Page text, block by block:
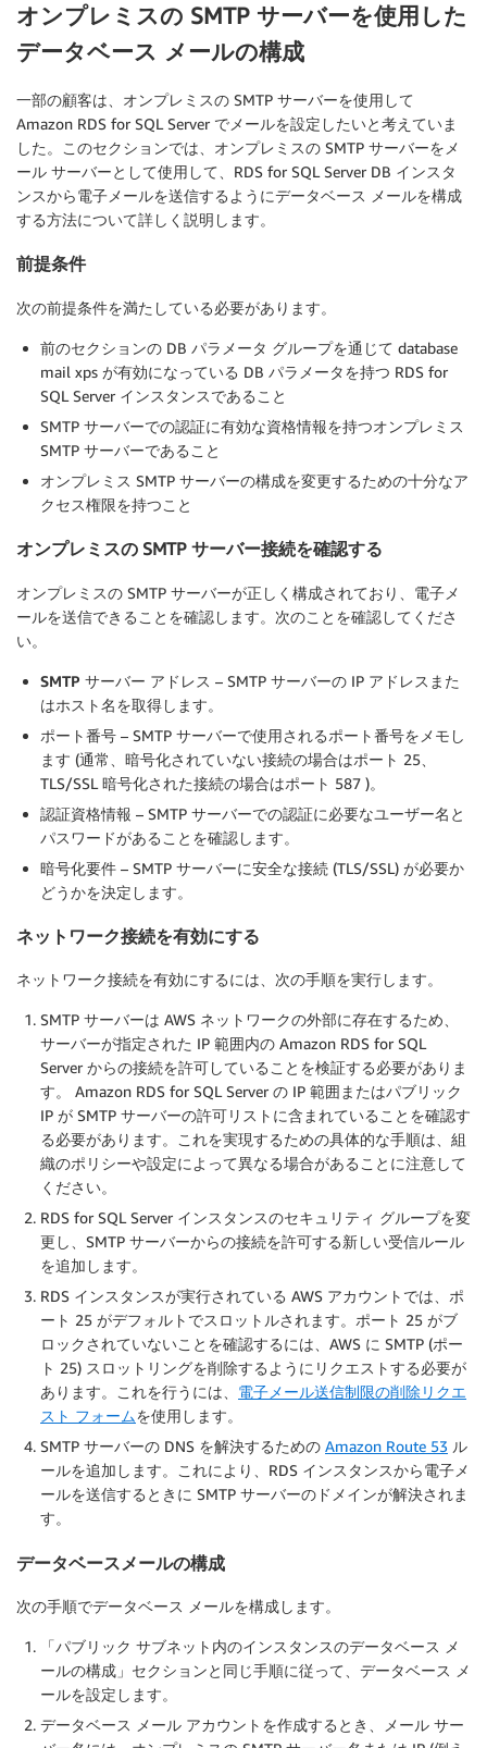
オンプレミスの SMTP サーバーを使用した
データベース メールの構成
一部の顧客は、オンプレミスの SMTP サーバーを使用して
Amazon RDS for SQL Server でメールを設定したいと考えていま
した。このセクションでは、オンプレミスの SMTP サーバーをメ
ール サーバーとして使用して、RDS for SQL Server DB インスタ
ンスから電子メールを送信するようにデータベース メールを構成
する方法について詳しく説明します。
前提条件
次の前提条件を満たしている必要があります。
前のセクションの DB パラメータ グループを通じて database
mail xps が有効になっている DB パラメータを持つ RDS for
SQL Server インスタンスであること
SMTP サーバーでの認証に有効な資格情報を持つオンプレミス
SMTP サーバーであること
オンプレミス SMTP サーバーの構成を変更するための十分なア
クセス権限を持つこと
オンプレミスの SMTP サーバー接続を確認する
オンプレミスの SMTP サーバーが正しく構成されており、電子メ
ールを送信できることを確認します。次のことを確認してくださ
い。
SMTP サーバー アドレス – SMTP サーバーの IP アドレスまた
はホスト名を取得します。
ポート番号 – SMTP サーバーで使用されるポート番号をメモし
ます (通常、暗号化されていない接続の場合はポート 25、
TLS/SSL 暗号化された接続の場合はポート 587 )。
認証資格情報 – SMTP サーバーでの認証に必要なユーザー名と
パスワードがあることを確認します。
暗号化要件 – SMTP サーバーに安全な接続 (TLS/SSL) が必要か
どうかを決定します。
ネットワーク接続を有効にする
ネットワーク接続を有効にするには、次の手順を実行します。
SMTP サーバーは AWS ネットワークの外部に存在するため、
サーバーが指定された IP 範囲内の Amazon RDS for SQL
Server からの接続を許可していることを検証する必要がありま
す。 Amazon RDS for SQL Server の IP 範囲またはパブリック
IP が SMTP サーバーの許可リストに含まれていることを確認す
る必要があります。これを実現するための具体的な手順は、組
織のポリシーや設定によって異なる場合があることに注意して
ください。
RDS for SQL Server インスタンスのセキュリティ グループを変
更し、SMTP サーバーからの接続を許可する新しい受信ルール
を追加します。
RDS インスタンスが実行されている AWS アカウントでは、ポ
ート 25 がデフォルトでスロットルされます。ポート 25 がブ
ロックされていないことを確認するには、AWS に SMTP (ポー
ト 25) スロットリングを削除するようにリクエストする必要が
あります。これを行うには、 電子メール送信制限の削除リクエ
スト フォームを使用します。
SMTP サーバーの DNS を解決するための Amazon Route 53 ル
ールを追加します。これにより、RDS インスタンスから電子メ
ールを送信するときに SMTP サーバーのドメインが解決されま
す。
データベースメールの構成
次の手順でデータベース メールを構成します。
「パブリック サブネット内のインスタンスのデータベース メ
ールの構成 」セクションと同じ手順に従って、データベース メ
ールを設定します。
データベース メール アカウントを作成するとき、メール サー